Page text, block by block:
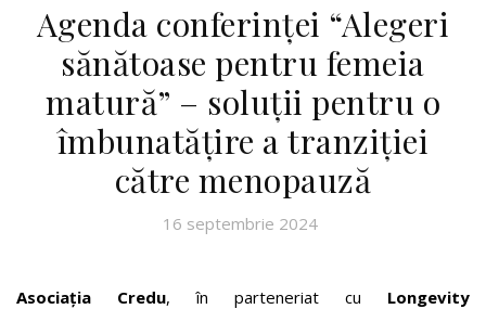
Agenda conferinței “Alegeri
sănătoase pentru femeia
matură” – soluții pentru o
îmbunatățire a tranziției
către menopauză
16 septembrie 2024
Asociația Credu, în parteneriat cu Longevity